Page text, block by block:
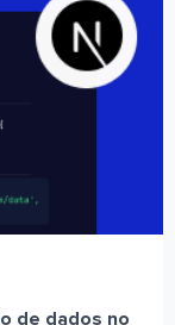
de dados no